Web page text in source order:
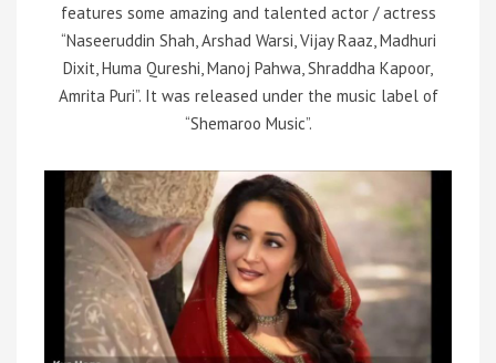
features some amazing and talented actor / actress
“Naseeruddin Shah, Arshad Warsi, Vijay Raaz, Madhuri
Dixit, Huma Qureshi, Manoj Pahwa, Shraddha Kapoor,
Amrita Puri”. It was released under the music label of
“Shemaroo Music”.